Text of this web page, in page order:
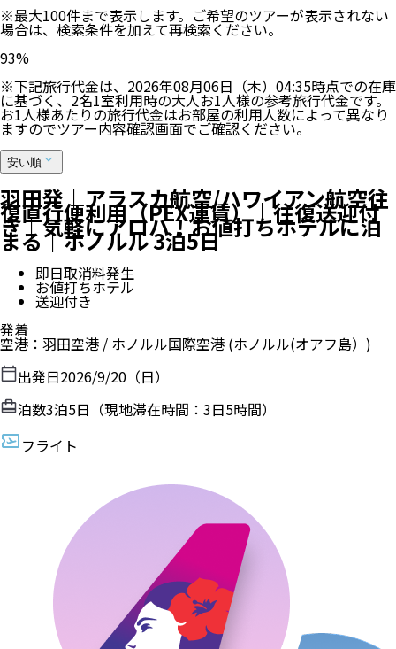
※最大100件まで表示します。ご希望のツアーが表示されない
場合は、検索条件を加えて再検索ください。
93%
※下記旅行代金は、 2026年08月06日（木）04:35時点での在庫
に基づく、2名1室利用時の大人お1人様の参考旅行代金です。
お1人様あたりの旅行代金はお部屋の利用人数によって異なり
ますのでツアー内容確認画面でご確認ください。
安い順
羽田発｜アラスカ航空/ハワイアン航空往
復直行便利用（PEX運賃）｜往復送迎付
き｜気軽にアロハ！お値打ちホテルに泊
まる｜ホノルル 3泊5日
即日取消料発生
お値打ちホテル
送迎付き
発着
空港 ： 羽田空港 / ホノルル国際空港 (ホノルル(オアフ島）)
出発日2026/9/20（日）
泊数3泊5日（現地滞在時間： 3日5時間）
フライト